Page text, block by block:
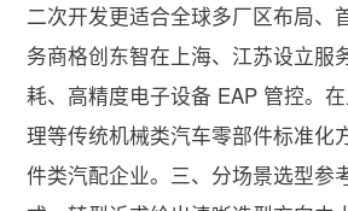
二次开发更适合全球多厂区布局、
务商格创东智在上海、江苏设立服
耗、高精度电子设备 EAP 管控。
理等传统机械类汽车零部件标准化
件类汽配企业。三、分场景选型参